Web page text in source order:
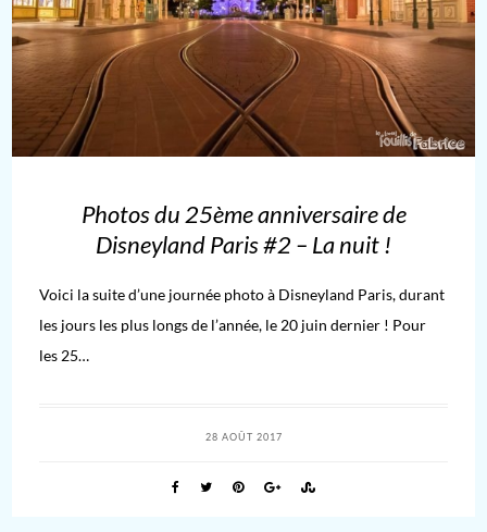
Photos du 25ème anniversaire de
Disneyland Paris #2 – La nuit !
Voici la suite d’une journée photo à Disneyland Paris, durant
les jours les plus longs de l’année, le 20 juin dernier ! Pour
les 25…
28 AOÛT 2017